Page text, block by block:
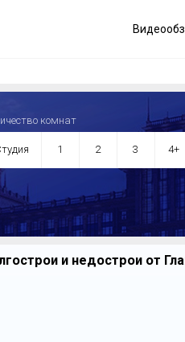
комнат
1 2 3 4+
и недострои от